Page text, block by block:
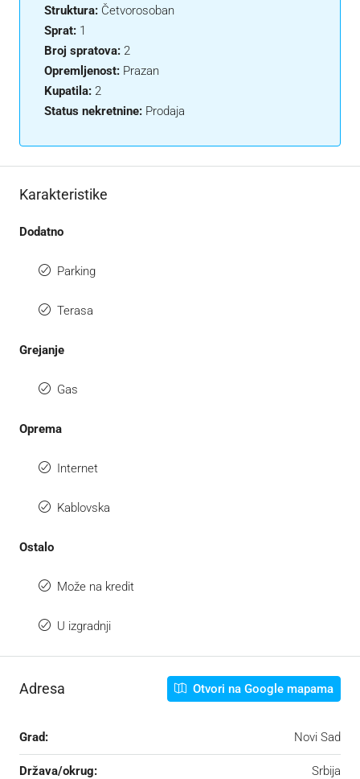
Struktura: Četvorosoban
Sprat: 1
Broj spratova: 2
Opremljenost: Prazan
Kupatila: 2
Status nekretnine: Prodaja
Karakteristike
Dodatno
Parking
Terasa
Grejanje
Gas
Oprema
Internet
Kablovska
Ostalo
Može na kredit
U izgradnji
Adresa Otvori na Google mapama
Grad: Novi Sad
Država/okrug: Srbija